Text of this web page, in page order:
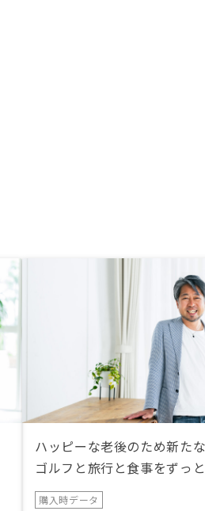
ハッピーな老後のため新た
ゴルフと旅行と食事をずっ
購入時データ